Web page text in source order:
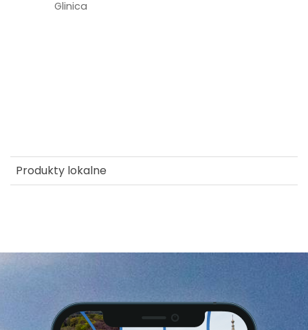
Produkty lokalne